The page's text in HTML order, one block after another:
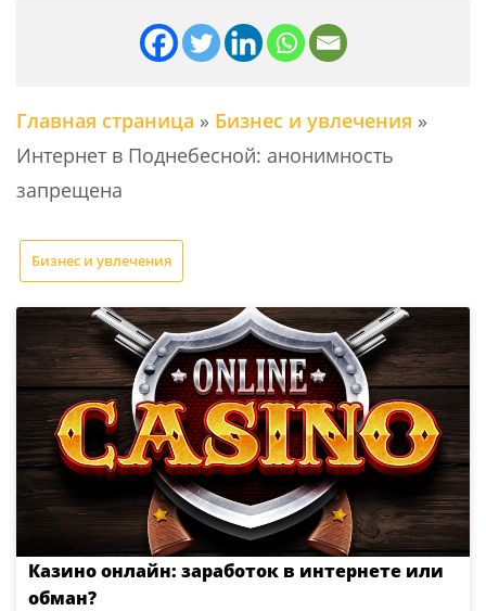
Главная страница » Бизнес и увлечения »
Интернет в Поднебесной: анонимность
запрещена
Бизнес и увлечения
Казино онлайн: заработок в интернете или
обман?